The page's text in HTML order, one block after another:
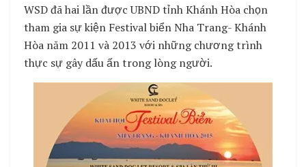
WSD đã hai lần được UBND tỉnh Khánh Hòa chọn
tham gia sự kiện Festival biển Nha Trang- Khánh
Hòa năm 2011 và 2013 với những chương trình
thực sự gây dấu ấn trong lòng người.